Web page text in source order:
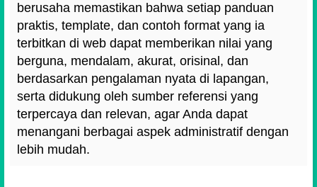
berusaha memastikan bahwa setiap panduan
praktis, template, dan contoh format yang ia
terbitkan di web dapat memberikan nilai yang
berguna, mendalam, akurat, orisinal, dan
berdasarkan pengalaman nyata di lapangan,
serta didukung oleh sumber referensi yang
terpercaya dan relevan, agar Anda dapat
menangani berbagai aspek administratif dengan
lebih mudah.